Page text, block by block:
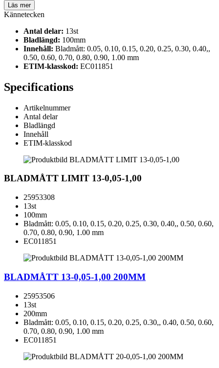
Läs mer
Kännetecken
Antal delar: 13st
Bladlängd: 100mm
Innehåll: Bladmått: 0.05, 0.10, 0.15, 0.20, 0.25, 0.30, 0.40,,
0.50, 0.60, 0.70, 0.80, 0.90, 1.00 mm
ETIM-klasskod: EC011851
Specifications
Artikelnummer
Antal delar
Bladlängd
Innehåll
ETIM-klasskod
BLADMÅTT LIMIT 13-0,05-1,00
25953308
13st
100mm
Bladmått: 0.05, 0.10, 0.15, 0.20, 0.25, 0.30, 0.40,, 0.50, 0.60,
0.70, 0.80, 0.90, 1.00 mm
EC011851
BLADMÅTT 13-0,05-1,00 200MM
25953506
13st
200mm
Bladmått: 0.05, 0.10, 0.15, 0.20, 0.25, 0.30,, 0.40, 0.50, 0.60,
0.70, 0.80, 0.90, 1.00 mm
EC011851